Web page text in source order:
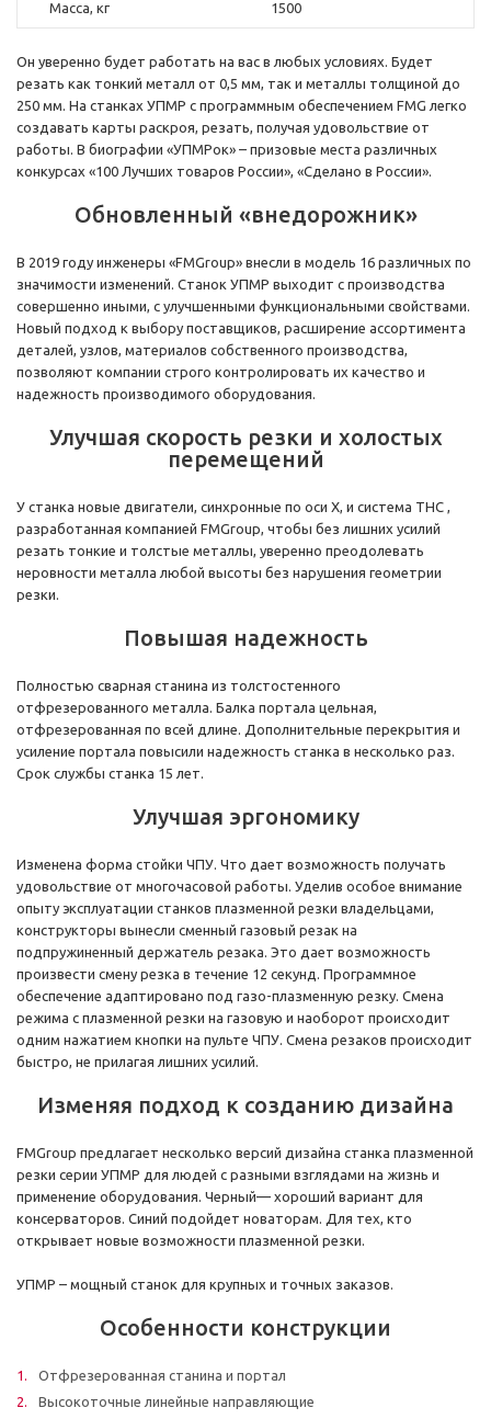
Масса, кг 1500
Он уверенно будет работать на вас в любых условиях. Будет
резать как тонкий металл от 0,5 мм, так и металлы толщиной до
250 мм. На станках УПМР с программным обеспечением FMG легко
создавать карты раскроя, резать, получая удовольствие от
работы. В биографии «УПМРок» – призовые места различных
конкурсах «100 Лучших товаров России», «Сделано в России».
Обновленный «внедорожник»
В 2019 году инженеры «FMGroup» внесли в модель 16 различных по
значимости изменений. Станок УПМР выходит с производства
совершенно иными, с улучшенными функциональными свойствами.
Новый подход к выбору поставщиков, расширение ассортимента
деталей, узлов, материалов собственного производства,
позволяют компании строго контролировать их качество и
надежность производимого оборудования.
Улучшая скорость резки и холостых
перемещений
У станка новые двигатели, синхронные по оси X, и система ТНС ,
разработанная компанией FMGroup, чтобы без лишних усилий
резать тонкие и толстые металлы, уверенно преодолевать
неровности металла любой высоты без нарушения геометрии
резки.
Повышая надежность
Полностью сварная станина из толстостенного
отфрезерованного металла. Балка портала цельная,
отфрезерованная по всей длине. Дополнительные перекрытия и
усиление портала повысили надежность станка в несколько раз.
Срок службы станка 15 лет.
Улучшая эргономику
Изменена форма стойки ЧПУ. Что дает возможность получать
удовольствие от многочасовой работы. Уделив особое внимание
опыту эксплуатации станков плазменной резки владельцами,
конструкторы вынесли сменный газовый резак на
подпружиненный держатель резака. Это дает возможность
произвести смену резка в течение 12 секунд. Программное
обеспечение адаптировано под газо-плазменную резку. Смена
режима с плазменной резки на газовую и наоборот происходит
одним нажатием кнопки на пульте ЧПУ. Смена резаков происходит
быстро, не прилагая лишних усилий.
Изменяя подход к созданию дизайна
FMGroup предлагает несколько версий дизайна станка плазменной
резки серии УПМР для людей с разными взглядами на жизнь и
применение оборудования. Черный— хороший вариант для
консерваторов. Синий подойдет новаторам. Для тех, кто
открывает новые возможности плазменной резки.
УПМР – мощный станок для крупных и точных заказов.
Особенности конструкции
Отфрезерованная станина и портал
Высокоточные линейные направляющие